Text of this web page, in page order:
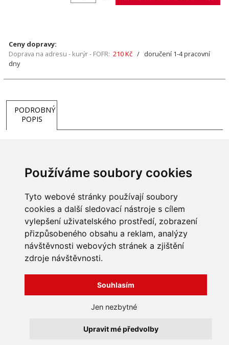
Používáme soubory cookies
Tyto webové stránky používají soubory
cookies a další sledovací nástroje s cílem
vylepšení uživatelského prostředí, zobrazení
přizpůsobeného obsahu a reklam, analýzy
návštěvnosti webových stránek a zjištění
zdroje návštěvnosti.
Souhlasím
Jen nezbytné
Upravit mé předvolby
Ceny dopravy:
Doprava na adresu - kurýr - FOFR: 210 Kč / doručení 1-4 pracovní
dny
PODROBNÝ
POPIS
INFORMACE
Obchodní podmínky
Zpracování a ochrana
osobních údajů
O nás
Všechna práva vyhrazena